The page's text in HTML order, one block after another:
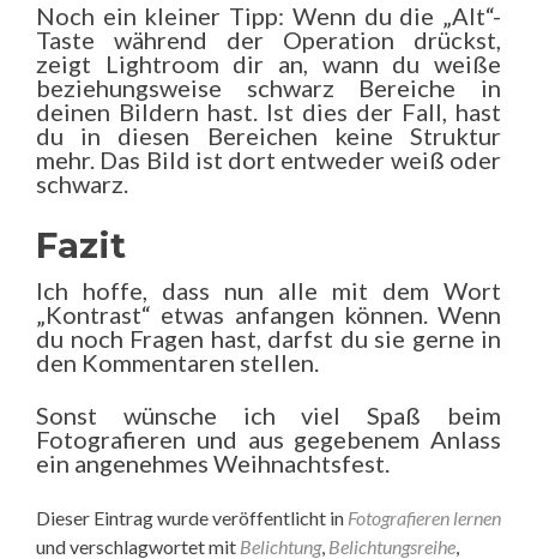
Noch ein kleiner Tipp: Wenn du die „Alt“-
Taste während der Operation drückst,
zeigt Lightroom dir an, wann du weiße
beziehungsweise schwarz Bereiche in
deinen Bildern hast. Ist dies der Fall, hast
du in diesen Bereichen keine Struktur
mehr. Das Bild ist dort entweder weiß oder
schwarz.
Fazit
Ich hoffe, dass nun alle mit dem Wort
„Kontrast“ etwas anfangen können. Wenn
du noch Fragen hast, darfst du sie gerne in
den Kommentaren stellen.
Sonst wünsche ich viel Spaß beim
Fotografieren und aus gegebenem Anlass
ein angenehmes Weihnachtsfest.
Dieser Eintrag wurde veröffentlicht in Fotografieren lernen
und verschlagwortet mit Belichtung, Belichtungsreihe,